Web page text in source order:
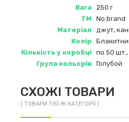
Вага
250 г
ТМ
No brand
Матеріал
джут,
Колір
Кількість у коробці по 50 шт.,
Група кольорів Голубой
СХОЖІ ТОВАРИ
( ТОВАРИ ТІЄЇ Ж КАТЕГОРІЇ )